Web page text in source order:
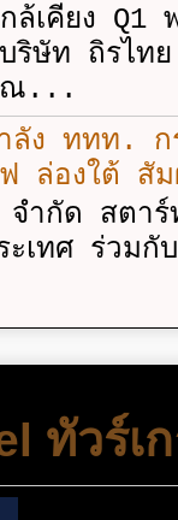
ล้เคียง Q1
ริษัท ถิรไ
ณ...
ลัง ททท. ก
ฟ ล่องใต้ สั
ำกัด สตาร์
ทศ ร่วมกั
ทัวร์เ